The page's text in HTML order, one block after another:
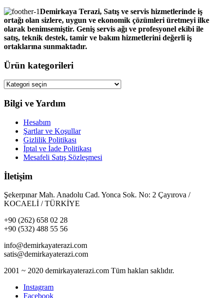
Demirkaya Terazi, Satış ve servis hizmetlerinde iş
ortağı olan sizlere, uygun ve ekonomik çözümleri üretmeyi ilke
olarak benimsemiştir. Geniş servis ağı ve profesyonel ekibi ile
satış, teknik destek, tamir ve bakım hizmetlerini değerli iş
ortaklarına sunmaktadır.
Ürün kategorileri
Bilgi ve Yardım
Hesabım
Şartlar ve Koşullar
Gizlilik Politikası
İptal ve İade Politikası
Mesafeli Satış Sözleşmesi
İletişim
Şekerpınar Mah. Anadolu Cad. Yonca Sok. No: 2 Çayırova /
KOCAELİ / TÜRKİYE
+90 (262) 658 02 28
+90 (532) 488 55 56
info@demirkayaterazi.com
satis@demirkayaterazi.com
2001 ~ 2020 demirkayaterazi.com Tüm hakları saklıdır.
Instagram
Facebook